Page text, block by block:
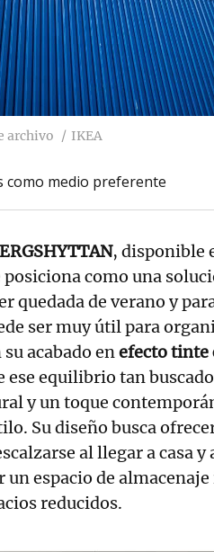
archivo IKEA
como medio preferente
, disponible
posiciona como una
quedada de verano y
ser muy útil para
acabado enefecto tinte
ese equilibrio tan
y un toque
Su diseño busca
al llegar a casa
un espacio de
reducidos.